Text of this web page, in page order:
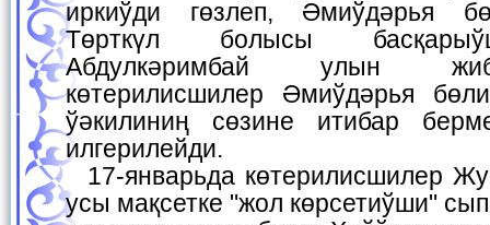
иркиўди гөзлеп, Әмиўдәрья
Төрткүл болысы
Абдулкәримбай улын
көтерилисшилер Әмиўдәрья
ўәкилиниң сөзине итибар
илгерилейди.
17-январьда көтерилисшилер Жунайдхан тәрепинен
усы мақсетке "жол көрсетиўши"